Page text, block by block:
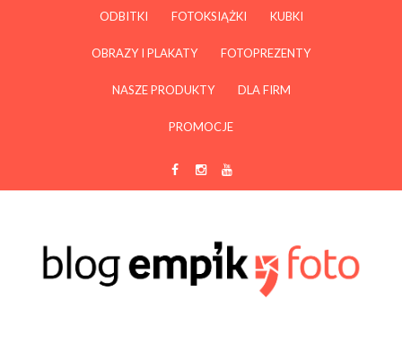
ODBITKI FOTOKSIĄŻKI KUBKI
OBRAZY I PLAKATY FOTOPREZENTY
NASZE PRODUKTY DLA FIRM
PROMOCJE